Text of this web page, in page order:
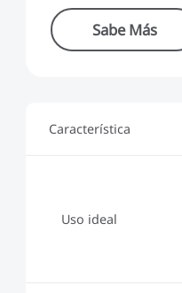
Sabe Más
Característica
Uso ideal